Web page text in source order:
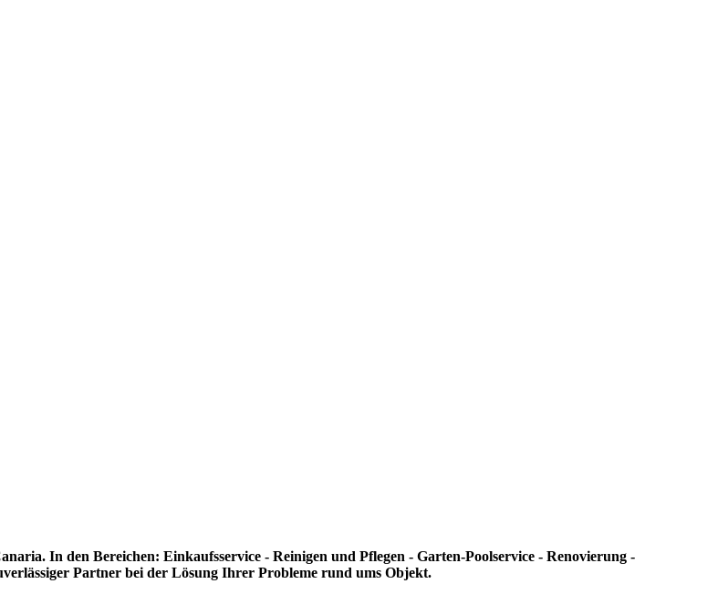
In den Bereichen: Einkaufsservice - Reinigen und Pflegen - Garten-Poolservice - Renovierung -
Partner bei der Lösung Ihrer Probleme rund ums Objekt.